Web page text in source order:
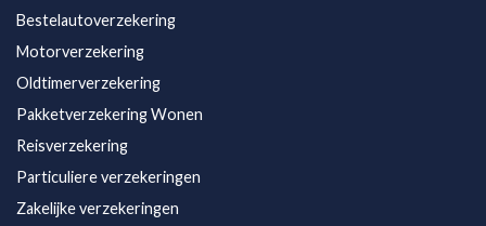
Bestelautoverzekering
Motorverzekering
Oldtimerverzekering
Pakketverzekering Wonen
Reisverzekering
Particuliere verzekeringen
Zakelijke verzekeringen